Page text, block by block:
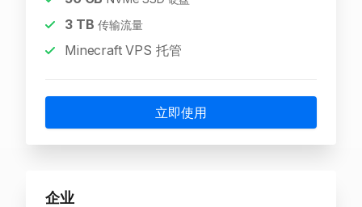
3TB 传输流量
Minecraft VPS 托管
立即使用
企业